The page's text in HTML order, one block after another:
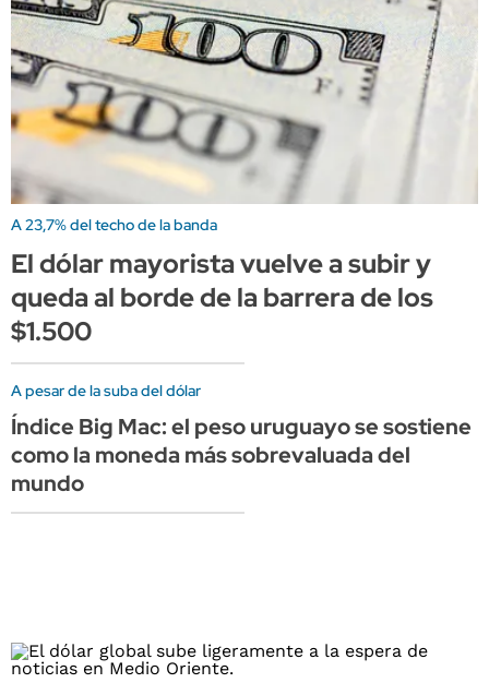
A 23,7% del techo de la banda
El dólar mayorista vuelve a subir y
queda al borde de la barrera de los
$1.500
A pesar de la suba del dólar
Índice Big Mac: el peso uruguayo se sostiene
como la moneda más sobrevaluada del
mundo